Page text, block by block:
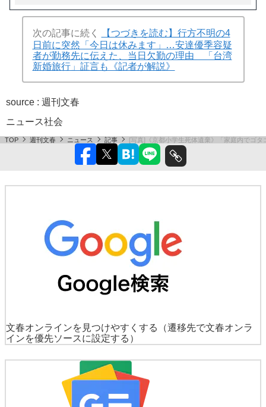
次の記事に続く
【つづきを読む】行方不明の4
日前に突然「今日は休みます」…安達優季容疑
者が勤務先に伝えた、当日欠勤の理由 「台湾
新婚旅行」証言も《記者が解説》
source : 週刊文春
ニュース社会
TOP 週刊文春 ニュース 記事 [写真]《京都小学生死体遺棄》「家庭内でゴ
文春オンラインを見つけやすくする
（遷移先で文春オンラ
インを優先ソースに設定する）